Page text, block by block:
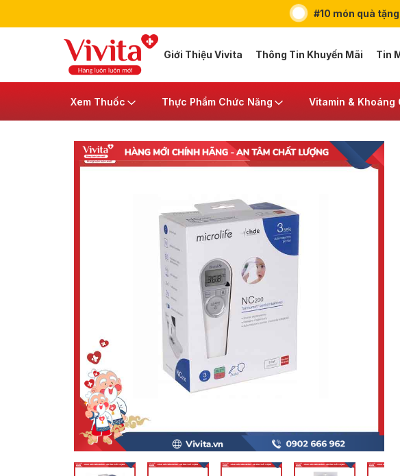
#10 món quà
Giới Thiệu Vivita Thông Tin Khuyến Mãi Tin
Xem Thuốc Thực Phẩm Chức Năng Vitamin & Khoáng